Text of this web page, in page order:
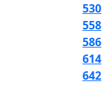
530
558
586
614
642